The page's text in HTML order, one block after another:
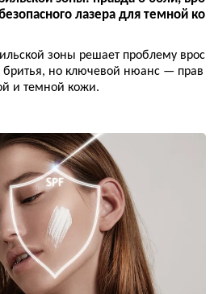
лазера для темной ко
зоны решает проблему врос
бритья, но ключевой нюанс — прав
и темной кожи.